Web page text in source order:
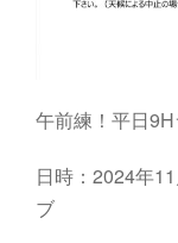
午前練！平日
日時：2024年
ブ